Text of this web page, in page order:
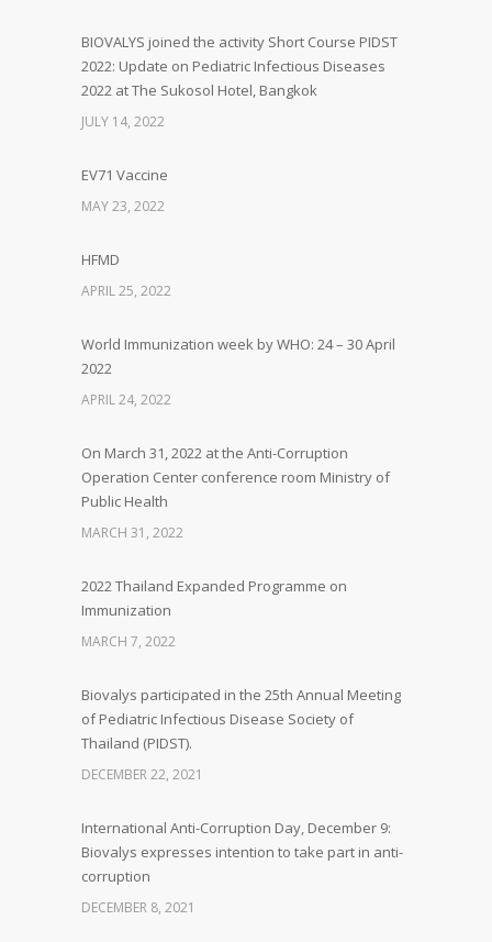
BIOVALYS joined the activity Short Course PIDST
2022: Update on Pediatric Infectious Diseases
2022 at The Sukosol Hotel, Bangkok
JULY 14, 2022
EV71 Vaccine
MAY 23, 2022
HFMD
APRIL 25, 2022
World Immunization week by WHO: 24 – 30 April
2022
APRIL 24, 2022
On March 31, 2022 at the Anti-Corruption
Operation Center conference room Ministry of
Public Health
MARCH 31, 2022
2022 Thailand Expanded Programme on
Immunization
MARCH 7, 2022
Biovalys participated in the 25th Annual Meeting
of Pediatric Infectious Disease Society of
Thailand (PIDST).
DECEMBER 22, 2021
International Anti-Corruption Day, December 9:
Biovalys expresses intention to take part in anti-
corruption
DECEMBER 8, 2021